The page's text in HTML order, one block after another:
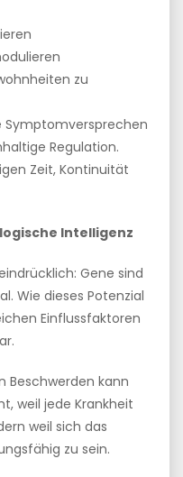
zu
Symptomversprechen
Regulation.
Zeit, Kontinuität
Intelligenz
Gene sind
Wie dieses Potenzial
Einflussfaktoren
Beschwerden kann
weil jede Krankheit
weil sich das
zu sein.